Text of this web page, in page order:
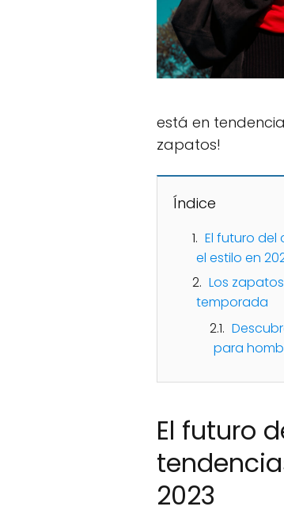
está en
zapatos!
Índice
El futuro
el estilo en
Los
temporada
para
El futuro
2023